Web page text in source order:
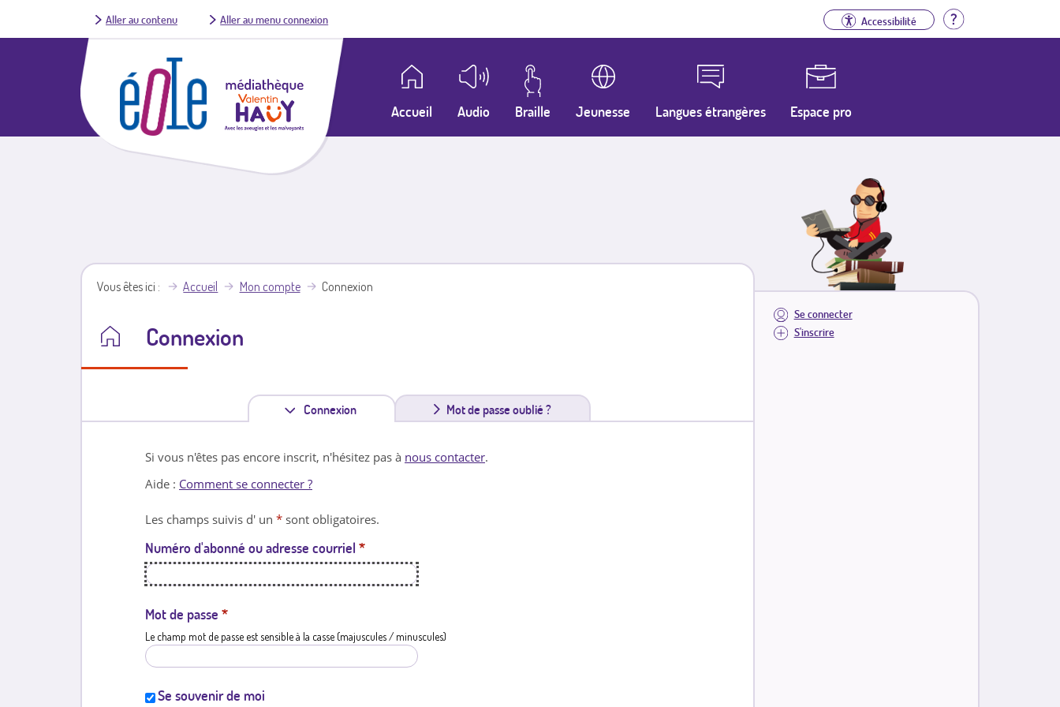
Aller au contenu Aller au menu connexion Accessibilité Aide
Accueil Audio Braille Jeunesse Langues étrangères Espace pro
Se connecter
S'inscrire
Vous êtes ici Accueil Mon compte Connexion
Connexion
Connexion
n
l
e
Mot de passe oublié ?
Si vous n'êtes pas encore inscrit, n'hésitez pas à nous contacter.
Aide : Comment se connecter ?
Les champs suivis d' un * sont obligatoires.
Numéro d'abonné ou adresse courriel *
Mot de passe *
Le champ mot de passe est sensible à la casse (majuscules / minuscules)
Se souvenir de moi